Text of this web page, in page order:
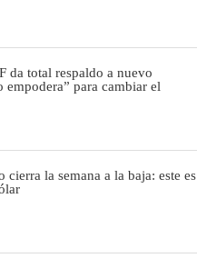
da total respaldo a nuevo
para cambiar el
cierra la semana a la baja: este es